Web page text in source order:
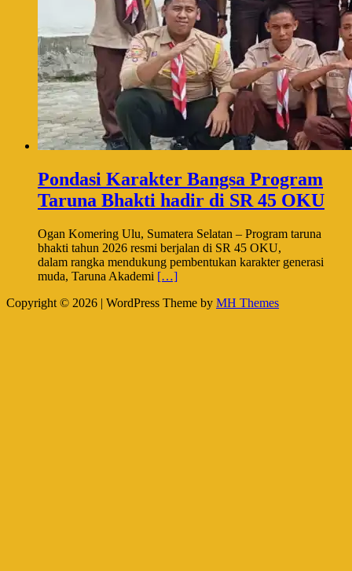
Pondasi Karakter Bangsa Program
Taruna Bhakti hadir di SR 45 OKU
Ogan Komering Ulu, Sumatera Selatan – Program taruna
bhakti tahun 2026 resmi berjalan di SR 45 OKU,
dalam rangka mendukung pembentukan karakter generasi
muda, Taruna Akademi […]
Copyright © 2026 | WordPress Theme by MH Themes